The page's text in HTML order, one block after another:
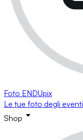
Foto ENDUpix
Le tue foto degli eventi
Shop